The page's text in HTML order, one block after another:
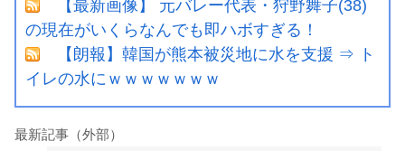
【最新画像】 元バレー代表・狩野舞子(38)
の現在がいくらなんでも即ハボすぎる！
【朗報】韓国が熊本被災地に水を支援 ⇒ ト
イレの水にｗｗｗｗｗｗｗ
最新記事（外部）